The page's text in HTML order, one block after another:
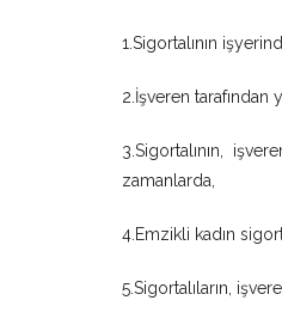
1.Sigortalının
2.İşveren tarafından
3.Sigortalının,
zamanlarda,
4.Emzikli kadın
5.Sigortalıların,